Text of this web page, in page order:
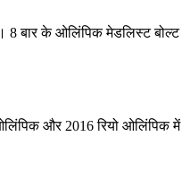
8 बार के ओलिंपिक मेडलिस्ट बोल्ट
और 2016 रियो ओलिंपिक में